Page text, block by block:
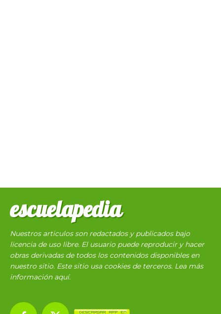
escuelapedia
Nuestros articulos son redactados y publicados bajo
licencia de uso libre. El usuario puede reproducir y hacer
obras derivadas de todos los contenidos disponibles en
nuestro sitio. Este sitio usa cookies de terceros. Lea más
información aquí.